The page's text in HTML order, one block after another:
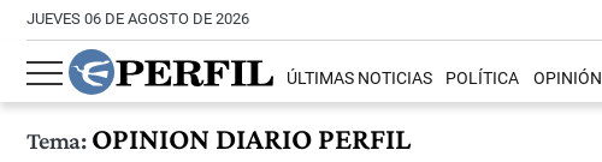
JUEVES 06 DE AGOSTO DE 2026
ÚLTIMAS NOTICIAS POLÍTICA OPINIÓN
Tema:OPINION DIARIO PERFIL